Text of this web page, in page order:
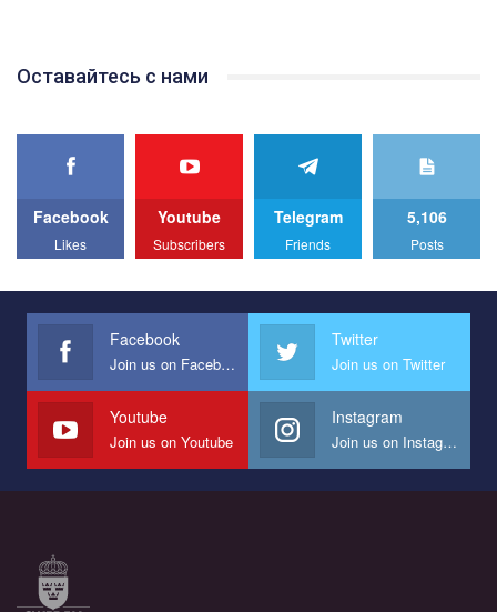
Оставайтесь с нами
Facebook
Likes
Youtube
Subscribers
Telegram
Friends
5,106
Posts
Facebook
Join us on Facebook
Twitter
Join us on Twitter
Youtube
Join us on Youtube
Instagram
Join us on Instagram